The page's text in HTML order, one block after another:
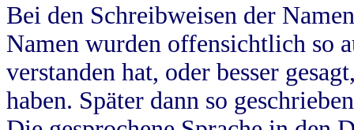
Bei den Schreibweisen der
Namen wurden offensichtlich so
verstanden hat, oder besser
haben. Später dann so